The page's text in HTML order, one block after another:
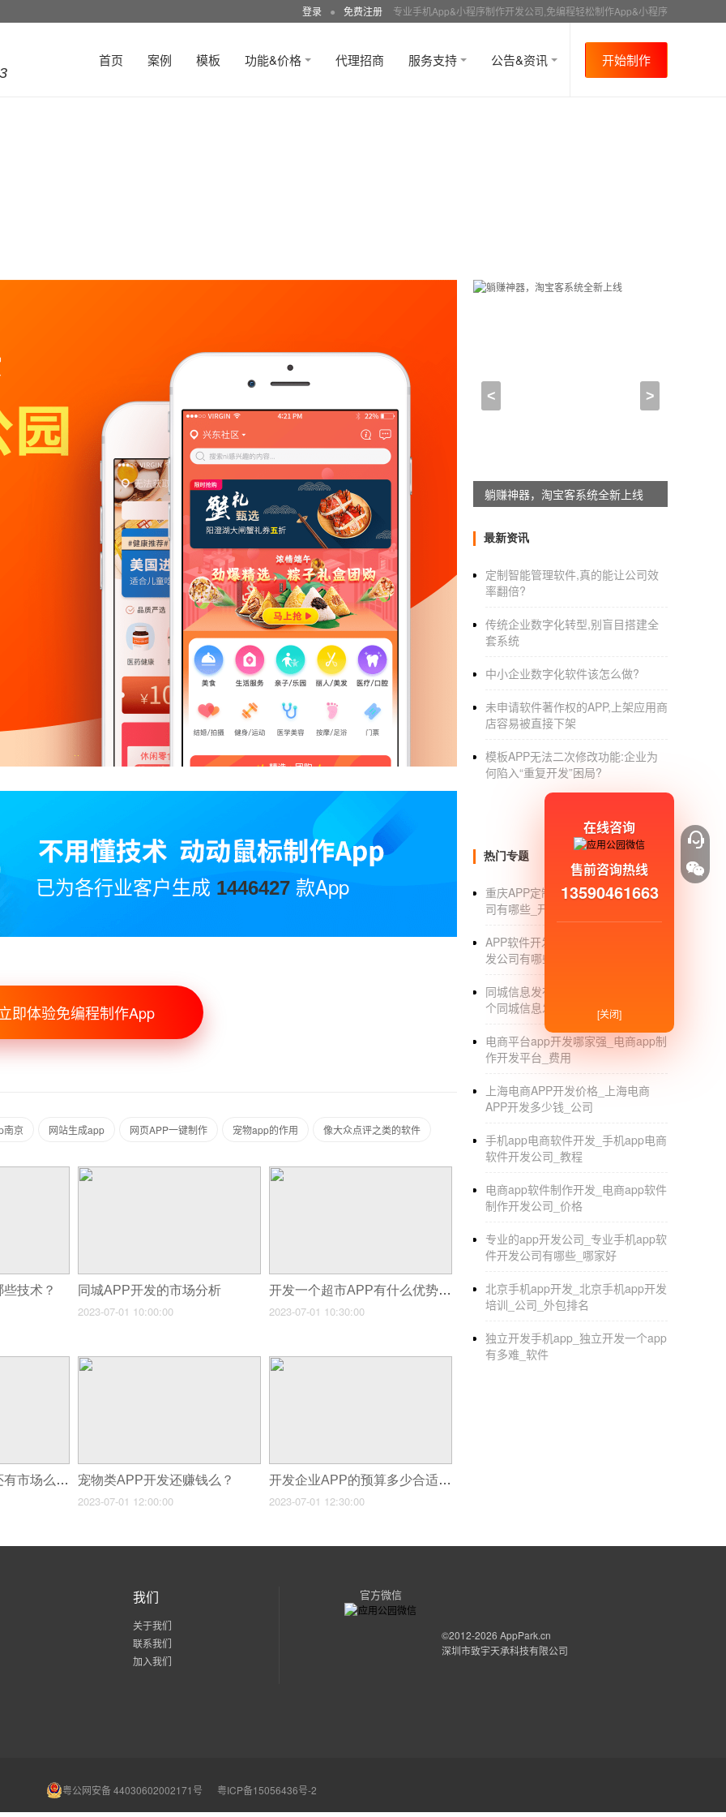
登录 ● 免费注册 专业手机App&小程序制作开发公司,免编程轻松制作App&小程序
首页 案例 模板 功能&价格 代理招商 服务支持 公告&资讯 开始制作
2021-08-24 02:00:00
开发的一款应用可能需要多少钱
你自己想办法。ios在每个工程师的后端运行三
或者
安卓，一人15k，两人3w。
之后，测试应用程序上线。
看你能扛多久。开发的一款应用需要多少钱
2.APP开发一般拿到的是既没有成品也没有批
3.程序员人数乘以平均月薪乘以开发工期=费
总之，这是简单的计算方法。我希望它能帮
使用互联网！
要成为开发，你需要在appstore里把它分成
小屏！
你是开发？安卓的吗想试试IOS吗？
加入appstore是有门槛的
而且限制相当高！
APP定制，开发：一个如风的时代
APP开发定制的产品是不是适合所有人使用的
产品就应该人人都用。如果你想在定制，有
品功能的多样性会越来越丰富，所以给用户
APP，公司，定制，开发：目前社会上的
有的app都被记录下来之后，很有可能会变
投入大量精力。毕竟，体验创新、挖掘需求
已为各行业客户生成 1446427 款App
即体验免编程制作App
南京 网站生成app 网页APP一键制作 宠物app的作用 像大众点评之类的软件
技术？ 同城APP开发的市场分析
2023-07-01 10:00:00
开发一个超市APP有什么优势？
2023-07-01 10:30:00
现在开发外卖APP还有市场么？ 宠物类APP开发还赚钱么？
2023-07-01 12:00:00
开发企业APP的预算多少合适？
2023-07-01 12:30:00
< >
躺赚神器，淘宝客系统全新上线
最新资讯
定制智能管理软件,真的能让公司效
率翻倍?
传统企业数字化转型,别盲目搭建全
套系统
中小企业数字化软件该怎么做?
未申请软件著作权的APP,上架应用商
店容易被直接下架
模板APP无法二次修改功能:企业为
何陷入“重复开发”困局?
热门专题
重庆APP定制_重庆APP定制外包公
司有哪些_开发制作_外包公司
APP软件开发公司_手机APP软件开
发公司有哪些_价格_经营范围
同城信息发布类的app制作_制作一
个同城信息发布的APP大概要多少钱
电商平台app开发哪家强_电商app制
作开发平台_费用
上海电商APP开发价格_上海电商
APP开发多少钱_公司
手机app电商软件开发_手机app电商
软件开发公司_教程
电商app软件制作开发_电商app软件
制作开发公司_价格
专业的app开发公司_专业手机app软
件开发公司有哪些_哪家好
北京手机app开发_北京手机app开发
培训_公司_外包排名
独立开发手机app_独立开发一个app
有多难_软件
我们
关于我们
联系我们
加入我们
官方微信
©2012-2026 AppPark.cn
深圳市致宇天承科技有限公司
粤公网安备 44030602002171号 粤ICP备15056436号-2
在线咨询
售前咨询热线
13590461663
[关闭]